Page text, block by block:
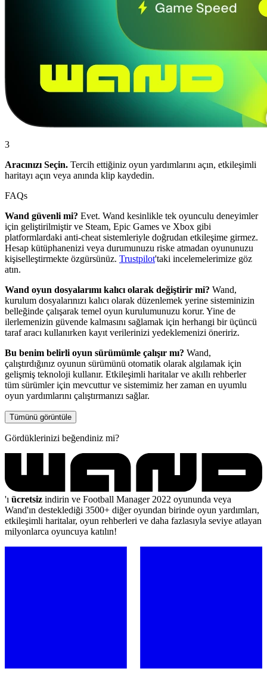
3
Aracınızı Seçin. Tercih ettiğiniz oyun yardımlarını açın, etkileşimli
haritayı açın veya anında klip kaydedin.
FAQs
Wand güvenli mi? Evet. Wand kesinlikle tek oyunculu deneyimler
için geliştirilmiştir ve Steam, Epic Games ve Xbox gibi
platformlardaki anti-cheat sistemleriyle doğrudan etkileşime girmez.
Hesap kütüphanenizi veya durumunuzu riske atmadan oyununuzu
kişiselleştirmekte özgürsünüz. Trustpilot'taki incelemelerimize göz
atın.
Wand oyun dosyalarımı kalıcı olarak değiştirir mi? Wand,
kurulum dosyalarınızı kalıcı olarak düzenlemek yerine sisteminizin
belleğinde çalışarak temel oyun kurulumunuzu korur. Yine de
ilerlemenizin güvende kalmasını sağlamak için herhangi bir üçüncü
taraf aracı kullanırken kayıt verilerinizi yedeklemenizi öneririz.
Bu benim belirli oyun sürümümle çalışır mı? Wand,
çalıştırdığınız oyunun sürümünü otomatik olarak algılamak için
gelişmiş teknoloji kullanır. Etkileşimli haritalar ve akıllı rehberler
tüm sürümler için mevcuttur ve sistemimiz her zaman en uyumlu
oyun yardımlarını çalıştırmanızı sağlar.
Tümünü görüntüle
Gördüklerinizi beğendiniz mi?
'ı ücretsiz indirin ve Football Manager 2022 oyununda veya
Wand'ın desteklediği 3500+ diğer oyundan birinde oyun yardımları,
etkileşimli haritalar, oyun rehberleri ve daha fazlasıyla seviye atlayan
milyonlarca oyuncuya katılın!